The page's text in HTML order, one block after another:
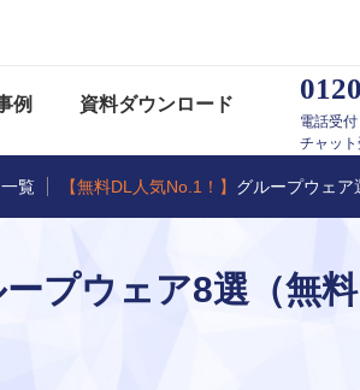
例 資料ダウンロード
電話受
チャッ
覧 【無料DL人気No.1！】 グループウェア
プウェア8選（無料